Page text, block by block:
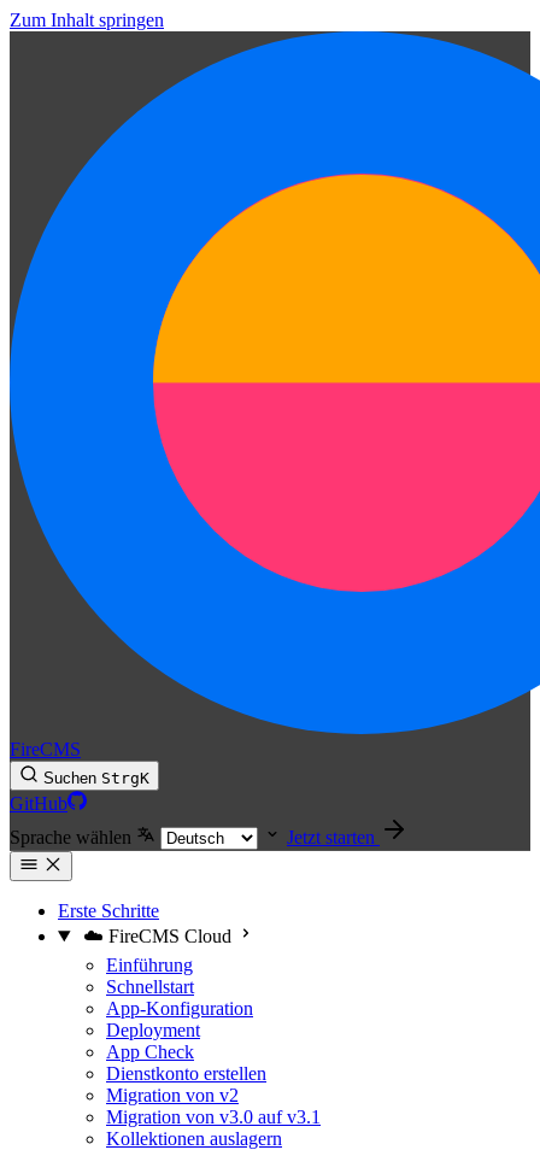
Zum Inhalt springen
FireCMS
Suchen StrgK
GitHub
Sprache wählen
Jetzt starten
Erste Schritte
☁️ FireCMS Cloud
Einführung
Schnellstart
App-Konfiguration
Deployment
App Check
Dienstkonto erstellen
Migration von v2
Migration von v3.0 auf v3.1
Kollektionen auslagern